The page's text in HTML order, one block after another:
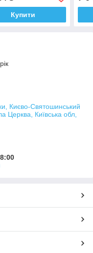
Купити
Києво-Святошинський
Церква, Київська обл,